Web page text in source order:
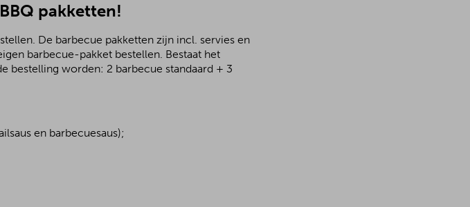
pakketten!
De barbecue pakketten zijn incl. servies en
barbecue-pakket bestellen. Bestaat het
bestelling worden: 2 barbecue standaard + 3
en barbecuesaus);